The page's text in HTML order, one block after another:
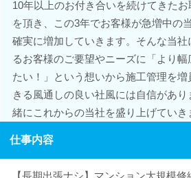
10年以上のお付き合いを続けてきた
を頂き、この3年でお客様が急増中の
確実に増加していきます。そんな当社
るお客様のご要望やニーズに「より幅
たい！」という想いから施工管理を
きる風通しの良い社風には自信があ
緒にこれからの当社を盛り上げていき
仕事内容
【長期出張ナシ】マンション大規模